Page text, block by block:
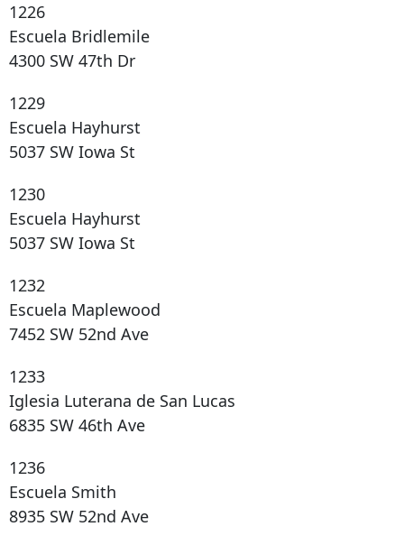
1226
Escuela Bridlemile
4300 SW 47th Dr
1229
Escuela Hayhurst
5037 SW Iowa St
1230
Escuela Hayhurst
5037 SW Iowa St
1232
Escuela Maplewood
7452 SW 52nd Ave
1233
Iglesia Luterana de San Lucas
6835 SW 46th Ave
1236
Escuela Smith
8935 SW 52nd Ave